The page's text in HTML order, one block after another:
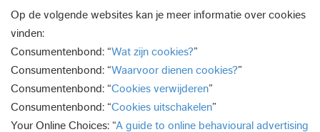
Op de volgende websites kan je meer informatie over cookies
vinden:
Consumentenbond: “Wat zijn cookies?”
Consumentenbond: “Waarvoor dienen cookies?”
Consumentenbond: “Cookies verwijderen”
Consumentenbond: “Cookies uitschakelen”
Your Online Choices: “A guide to online behavioural advertising